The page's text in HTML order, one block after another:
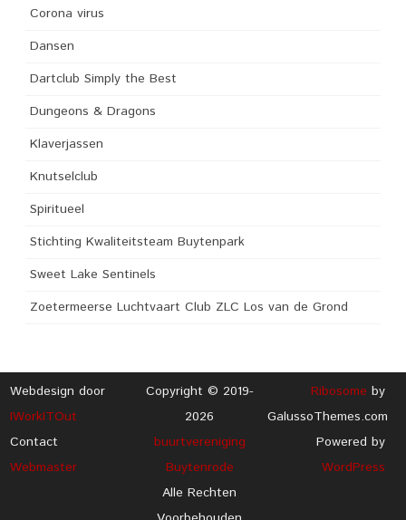
Corona virus
Dansen
Dartclub Simply the Best
Dungeons & Dragons
Klaverjassen
Knutselclub
Spiritueel
Stichting Kwaliteitsteam Buytenpark
Sweet Lake Sentinels
Zoetermeerse Luchtvaart Club ZLC Los van de Grond
Webdesign door
IWorkITOut
Contact
Webmaster
Copyright © 2019-
2026
buurtvereniging
Buytenrode
Alle Rechten
Ribosome by
GalussoThemes.com
Powered by
WordPress